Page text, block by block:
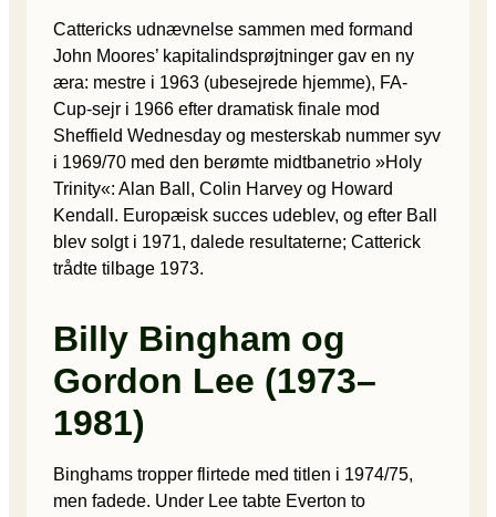
Cattericks udnævnelse sammen med formand
John Moores’ kapitalindsprøjtninger gav en ny
æra: mestre i 1963 (ubesejrede hjemme), FA-
Cup-sejr i 1966 efter dramatisk finale mod
Sheffield Wednesday og mesterskab nummer syv
i 1969/70 med den berømte midtbanetrio »Holy
Trinity«: Alan Ball, Colin Harvey og Howard
Kendall. Europæisk succes udeblev, og efter Ball
blev solgt i 1971, dalede resultaterne; Catterick
trådte tilbage 1973.
Billy Bingham og
Gordon Lee (1973–
1981)
Binghams tropper flirtede med titlen i 1974/75,
men fadede. Under Lee tabte Everton to